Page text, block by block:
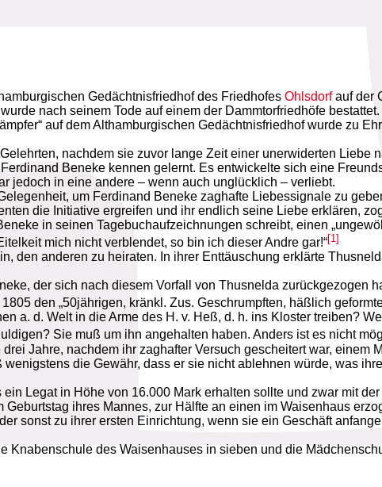
Gedächtnisfriedhof des Friedhofes Ohlsdorfauf der
nach seinem Tode auf einem der Dammtorfriedhöfe
auf dem Althamburgischen Gedächtnisfriedhof wurde zu
nachdem sie zuvor lange Zeit einer unerwiderten Liebe
Beneke kennen gelernt. Es entwickelte sich eine
jedoch in eine andere – wenn auch unglücklich – verliebt.
um Ferdinand Beneke zaghafte Liebessignale zu
die Initiative ergreifen und ihr endlich seine Liebe erklären,
in seinen Tagebuchaufzeichnungen schreibt, einen
mich nicht verblendet, so bin ich dieser Andre gar!“[1]
den anderen zu heiraten. In ihrer Enttäuschung erklärte
der sich nach diesem Vorfall von Thusnelda zurückgezogen
den „50jährigen, kränkl. Zus. Geschrumpften, häßlich
a. d. Welt in die Arme des H. v. Heß, d. h. ins Kloster treiben?
Sie muß um ihn angehalten haben. Anders ist es nicht
Jahre, nachdem ihr zaghafter Versuch gescheitert war, einem
die Gewähr, dass er sie nicht ablehnen würde, was
Legat in Höhe von 16.000 Mark erhalten sollte und zwar mit
ihres Mannes, zur Hälfte an einen im Waisenhaus
sonst zu ihrer ersten Einrichtung, wenn sie ein Geschäft
des Waisenhauses in sieben und die